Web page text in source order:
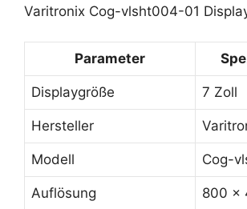
Varitronix Cog-vlsht004-01
Parameter
Displaygröße 7 Zoll
Hersteller
Modell Cog-
Auflösung 800 x